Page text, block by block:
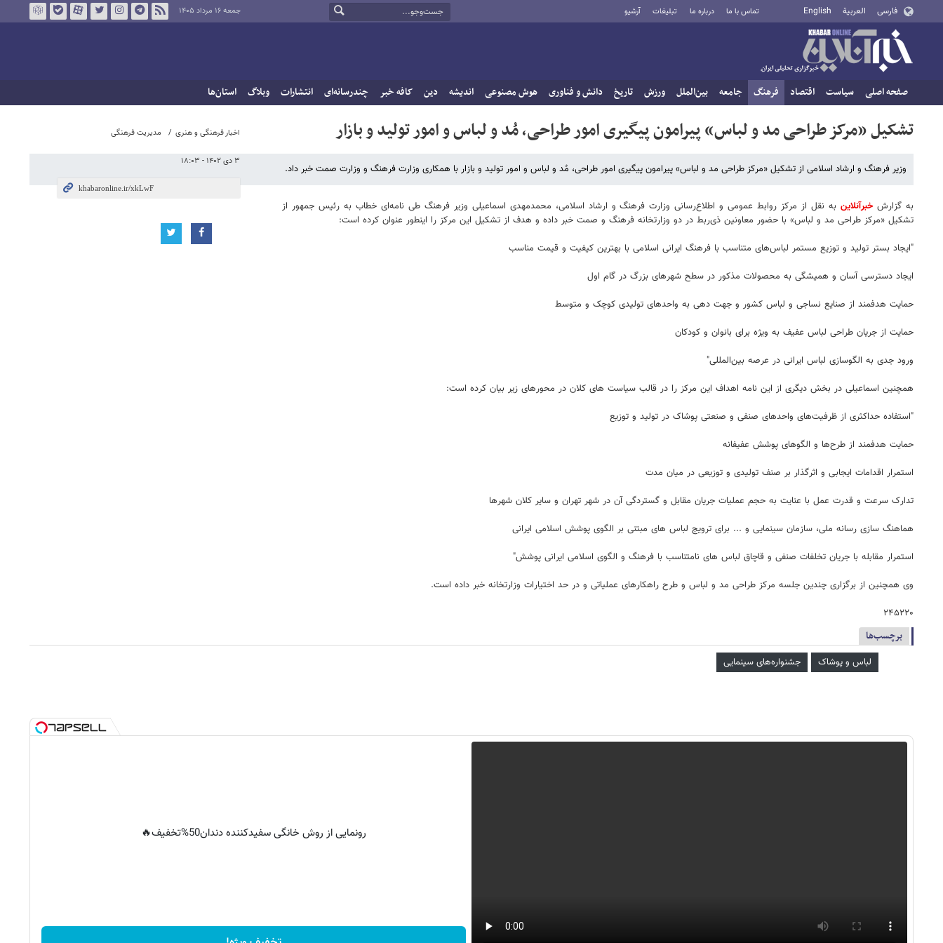
فارسی العربية English تماس با ما درباره ما تبلیغات آرشیو جمعه ۱۶ مرداد ۱۴۰۵
صفحه اصلی سیاست اقتصاد فرهنگ جامعه بین‌الملل ورزش تاریخ دانش و فناوری هوش مصنوعی اندیشه دین کافه خبر چندرسانه‌ای انتشارات وبلاگ استان‌ها
اخبار فرهنگی و هنری مدیریت فرهنگی
۳ دی ۱۴۰۲ - ۱۸:۰۳
تشکیل «مرکز طراحی مد و لباس» پیرامون پیگیری امور طراحی، مُد و لباس و امور تولید و بازار
وزیر فرهنگ و ارشاد اسلامی از تشکیل «مرکز طراحی مد و لباس» پیرامون پیگیری امور طراحی، مُد و لباس و امور تولید و بازار با همکاری وزارت فرهنگ و وزارت صمت خبر داد.
به گزارشخبرآنلاینبه نقل از مرکز روابط عمومی و اطلاع‌رسانی وزارت فرهنگ و ارشاد اسلامی، محمدمهدی اسماعیلی وزیر فرهنگ طی نامه‌ای خطاب به رئیس جمهور از
تشکیل «مرکز طراحی مد و لباس» با حضور معاونین ذی‌ربط در دو وزارتخانه فرهنگ و صمت خبر داده و هدف از تشکیل این مرکز را اینطور عنوان کرده است:
"ایجاد بستر تولید و توزیع مستمر لباس‌های متناسب با فرهنگ ایرانی اسلامی با بهترین کیفیت و قیمت مناسب
ایجاد دسترسی آسان و همیشگی به محصولات مذکور در سطح شهرهای بزرگ در گام اول
حمایت هدفمند از صنایع نساجی و لباس کشور و جهت دهی به واحدهای تولیدی کوچک و متوسط
حمایت از جریان طراحی لباس عفیف به ویژه برای بانوان و کودکان
ورود جدی به الگوسازی لباس ایرانی در عرصه بین‌المللی"
همچنین اسماعیلی در بخش دیگری از این نامه اهداف این مرکز را در قالب سیاست های کلان در محورهای زیر بیان کرده است:
"استفاده حداکثری از ظرفیت‌های واحدهای صنفی و صنعتی پوشاک در تولید و توزیع
حمایت هدفمند از طرح‌ها و الگوهای پوشش عفیفانه
استمرار اقدامات ایجابی و اثرگذار بر صنف تولیدی و توزیعی در میان مدت
تدارک سرعت و قدرت عمل با عنایت به حجم عملیات جریان مقابل و گستردگی آن در شهر تهران و سایر کلان شهرها
هماهنگ سازی رسانه ملی، سازمان سینمایی و ... برای ترویج لباس های مبتنی بر الگوی پوشش اسلامی ایرانی
استمرار مقابله با جریان تخلفات صنفی و قاچاق لباس های نامتناسب با فرهنگ و الگوی اسلامی ایرانی پوشش"
وی همچنین از برگزاری چندین جلسه مرکز طراحی مد و لباس و طرح راهکارهای عملیاتی و در حد اختیارات وزارتخانه خبر داده است.
۲۴۵۲۲۰
برچسب‌ها
لباس و پوشاک جشنواره‌های سینمایی
رونمایی از روش خانگی سفیدکننده دندان50%تخفیف🔥